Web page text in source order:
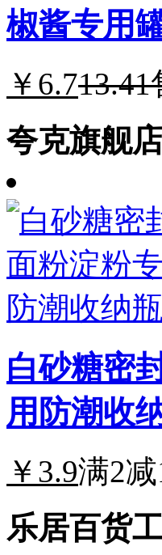
椒酱专用
￥6.713.41
夸克旗舰
白砂糖密
用防潮收
￥3.9满2减
乐居百货